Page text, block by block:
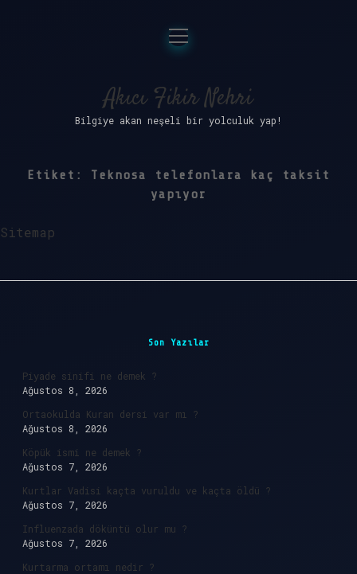
Anasayfa
Gizlilik Politikası
Yasal Uyarı
menüyü
aç
Akıcı Fikir Nehri
Bilgiye akan neşeli bir yolculuk yap!
Etiket: Teknosa telefonlara kaç taksit
yapıyor
Sitemap
Son Yazılar
Piyade sinifi ne demek ?
Ağustos 8, 2026
Ortaokulda Kuran dersi var mı ?
Ağustos 8, 2026
Köpük ismi ne demek ?
Ağustos 7, 2026
Kurtlar Vadisi kaçta vuruldu ve kaçta öldü ?
Ağustos 7, 2026
Influenzada döküntü olur mu ?
Ağustos 7, 2026
Kurtarma ortamı nedir ?